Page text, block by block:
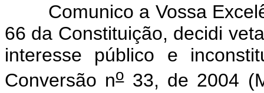
Comunico a Vossa
66 da Constituição, decidi
interesse público e
Conversão no33, de 2004